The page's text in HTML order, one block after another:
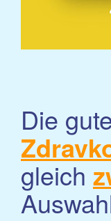
Die
gleich